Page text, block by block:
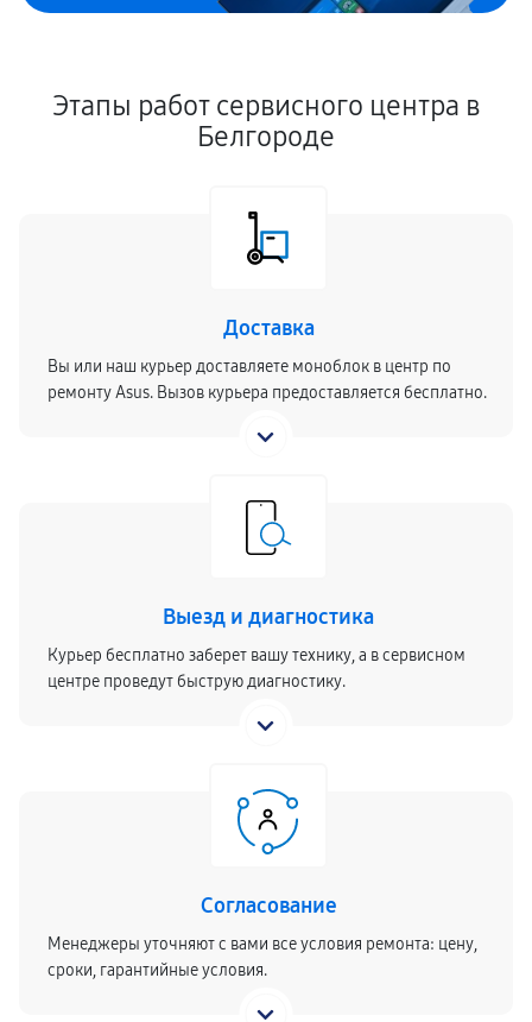
Этапы работ сервисного центра в
Белгороде
Доставка
Вы или наш курьер доставляете моноблок в центр по
ремонту Asus. Вызов курьера предоставляется бесплатно.
Выезд и диагностика
Курьер бесплатно заберет вашу технику, а в сервисном
центре проведут быструю диагностику.
Согласование
Менеджеры уточняют с вами все условия ремонта: цену,
сроки, гарантийные условия.